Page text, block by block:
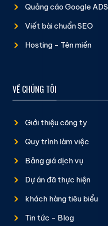
Quảng cáo Google ADS
Viết bài chuẩn SEO
Hosting - Tên miền
VỀ CHÚNG TÔI
Giới thiệu công ty
Quy trình làm việc
Bảng giá dịch vụ
Dự án đã thực hiện
khách hàng tiêu biểu
Tin tức - Blog